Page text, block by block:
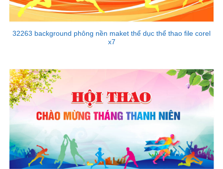
32263 background phông nền maket thể dục thể thao file corel
x7